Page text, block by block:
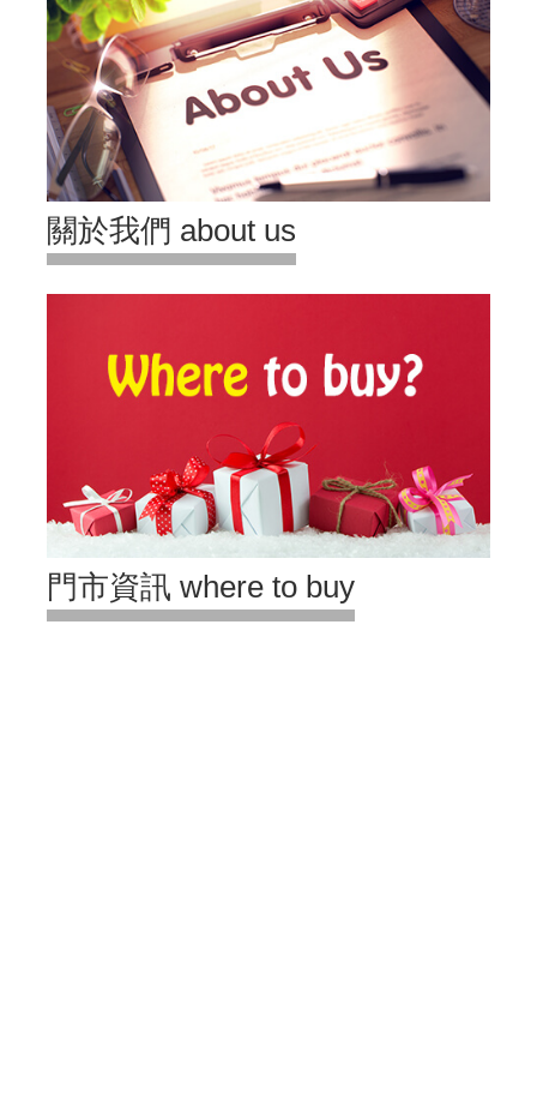
關於我們 about us
門市資訊 where to buy